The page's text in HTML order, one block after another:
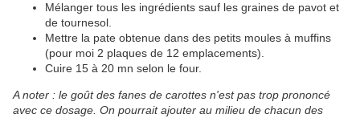
Mélanger tous les ingrédients sauf les graines de pavot et
de tournesol.
Mettre la pate obtenue dans des petits moules à muffins
(pour moi 2 plaques de 12 emplacements).
Cuire 15 à 20 mn selon le four.
A noter : le goût des fanes de carottes n'est pas trop prononcé
avec ce dosage. On pourrait ajouter au milieu de chacun des